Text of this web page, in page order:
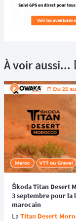
À voir aussi...
Škoda Titan Desert
3 septembre pour la
marocain
La Titan Desert